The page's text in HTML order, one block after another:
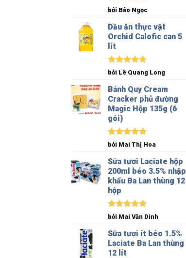
Được xếp
5
sao
bởi Bảo Ngọc
Dầu ăn thực vật
Orchid Calofic can 5
lít
Được xếp
5
sao
bởi Lê Quang Long
Bánh Quy Cream
Cracker phủ đường
Magic Hộp 135g (6
gói)
Được xếp
sao
bởi Mai Thị Hoa
Sữa tươi Laciate hộp
200ml béo 3.5% nhập
khẩu Ba Lan thùng 12
hộp
Được xếp
sao
bởi Mai Văn Dinh
Sữa tươi ít béo 1.5%
Laciate Ba Lan thùng
12 lít